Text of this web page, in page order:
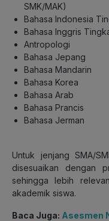
SMK/MAK)
Bahasa Indonesia
Bahasa Inggris
Antropologi
Bahasa Jepang
Bahasa Mandarin
Bahasa Korea
Bahasa Arab
Bahasa Prancis
Bahasa Jerman
Untuk jenjang SMA/
disesuaikan dengan
sehingga lebih
akademik siswa.
Baca Juga: Asesmen